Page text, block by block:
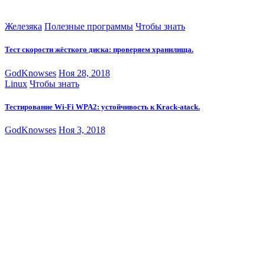
Железяка Полезные программы Чтобы знать
Тест скорости жёсткого диска: проверяем хранилища.
GodKnowses Ноя 28, 2018
Linux Чтобы знать
Тестирование Wi-Fi WPA2: устойчивость к Krack-atack.
GodKnowses Ноя 3, 2018